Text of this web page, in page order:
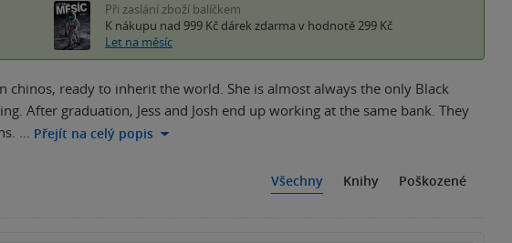
Při zaslání zboží balíčkem
K nákupu nad 999 Kč dárek zdarma v hodnotě 299 Kč
Let na měsíc
chinos, ready to inherit the world. She is almost always the only Black
After graduation, Jess and Josh end up working at the same bank. They
… Přejít na celý popis
Všechny Knihy Poškozené